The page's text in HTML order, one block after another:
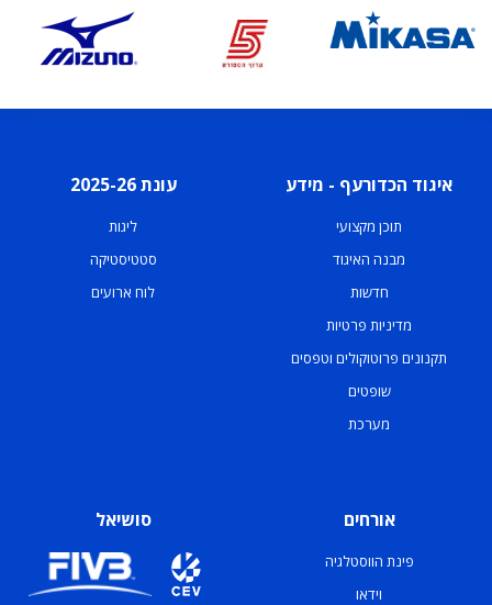
איגוד הכדורעף - מידע
תוכן מקצועי
מבנה האיגוד
חדשות
מדיניות פרטיות
תקנונים פרוטוקולים וטפסים
שופטים
מערכת
עונת 2025-26
ליגות
סטטיסטיקה
לוח ארועים
אורחים
פינת הווסטלגיה
וידאו
סושיאל